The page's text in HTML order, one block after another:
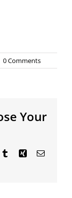
0 Comments
Your
TumblrXing Email